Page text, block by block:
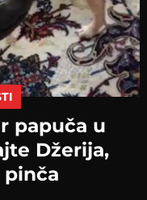
papuča u
Džerija,
pinča